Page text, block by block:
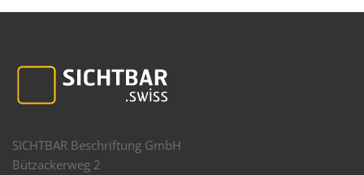
SICHTBAR Beschriftung GmbH
Bützackerweg 2